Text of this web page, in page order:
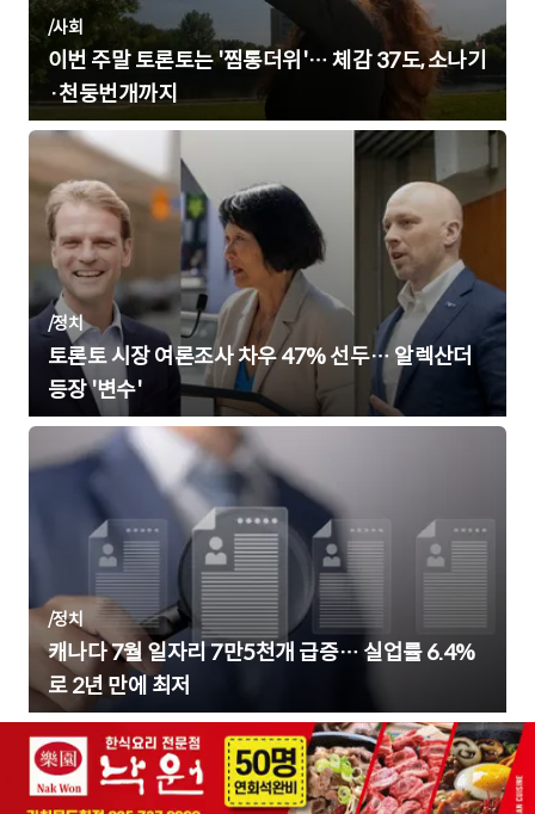
/사회
이번 주말 토론토는 '찜통더위'… 체감 37도, 소나기
·천둥번개까지
/정치
토론토 시장 여론조사 차우 47% 선두… 알렉산더
등장 '변수'
/정치
캐나다 7월 일자리 7만5천개 급증… 실업률 6.4%
로 2년 만에 최저